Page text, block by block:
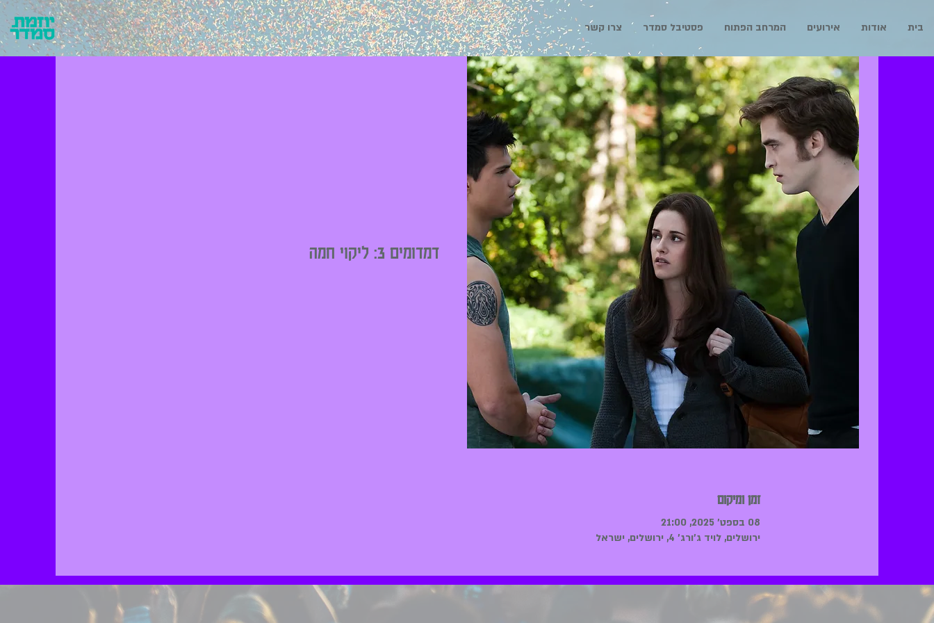
צרו קשר פסטיבל סמדר המרחב הפתוח אירועים אודות בית
דמדומים 3: ליקוי חמה
זמן ומיקום
08 בספט׳ 2025, 21:00
ירושלים, לויד ג'ורג' 4, ירושלים, ישראל